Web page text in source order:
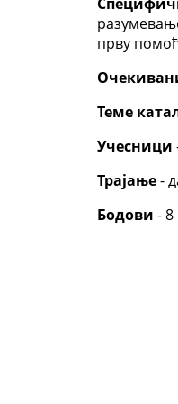
прву
Теме
Учесници
Трајање-
Бодови - 8